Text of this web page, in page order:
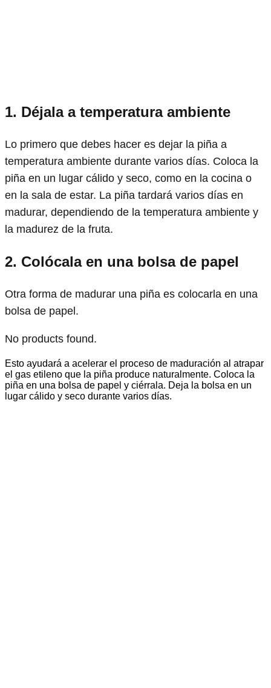
1. Déjala a temperatura ambiente
Lo primero que debes hacer es dejar la piña a
temperatura ambiente durante varios días. Coloca la
piña en un lugar cálido y seco, como en la cocina o
en la sala de estar. La piña tardará varios días en
madurar, dependiendo de la temperatura ambiente y
la madurez de la fruta.
2. Colócala en una bolsa de papel
Otra forma de madurar una piña es colocarla en una
bolsa de papel.
No products found.
Esto ayudará a acelerar el proceso de maduración al atrapar
el gas etileno que la piña produce naturalmente. Coloca la
piña en una bolsa de papel y ciérrala. Deja la bolsa en un
lugar cálido y seco durante varios días.